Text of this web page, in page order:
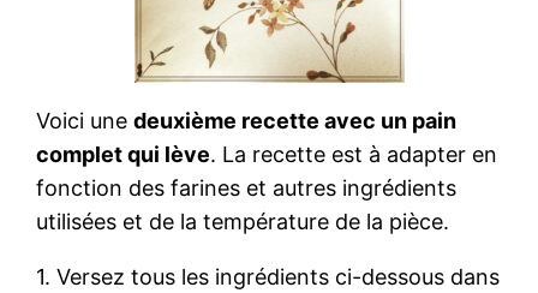
Voici unedeuxième recette avec un pain
complet qui lève. La recette est à adapter en
fonction des farines et autres ingrédients
utilisées et de la température de la pièce.
1. Versez tous les ingrédients ci-dessous dans